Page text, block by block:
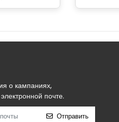
о кампаниях,
почте.
Отправить